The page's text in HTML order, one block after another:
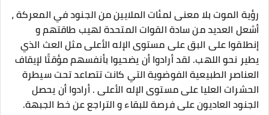
رؤية الموت بلا معنى لمئات الملايين من الجنود في المعركة ،
أشعل العديد من سادة القوات المتحدة لهيب طاقتهم و
إنطلقوا على البق على مستوى الإله الأعلى مثل العث الذي
يطير نحو اللهب. لقد أرادوا أن يضحيوا بأنفسهم مؤقتًا لإيقاف
العناصر الطبيعية الفوضوية التي كانت تتصاعد تحت سيطرة
الحشرات العليا على مستوى الإله الأعلى . أرادوا أن يحصل
الجنود العاديون على فرصة للبقاء و التراجع عن خط الجبهة.